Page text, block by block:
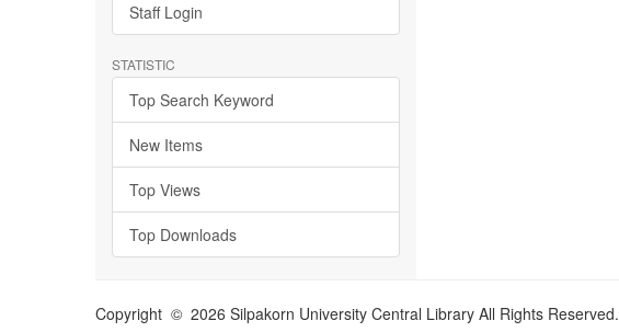
Staff Login
STATISTIC
Top Search Keyword
New Items
Top Views
Top Downloads
Copyright © 2026 Silpakorn University Central Library All Rights Reserved.